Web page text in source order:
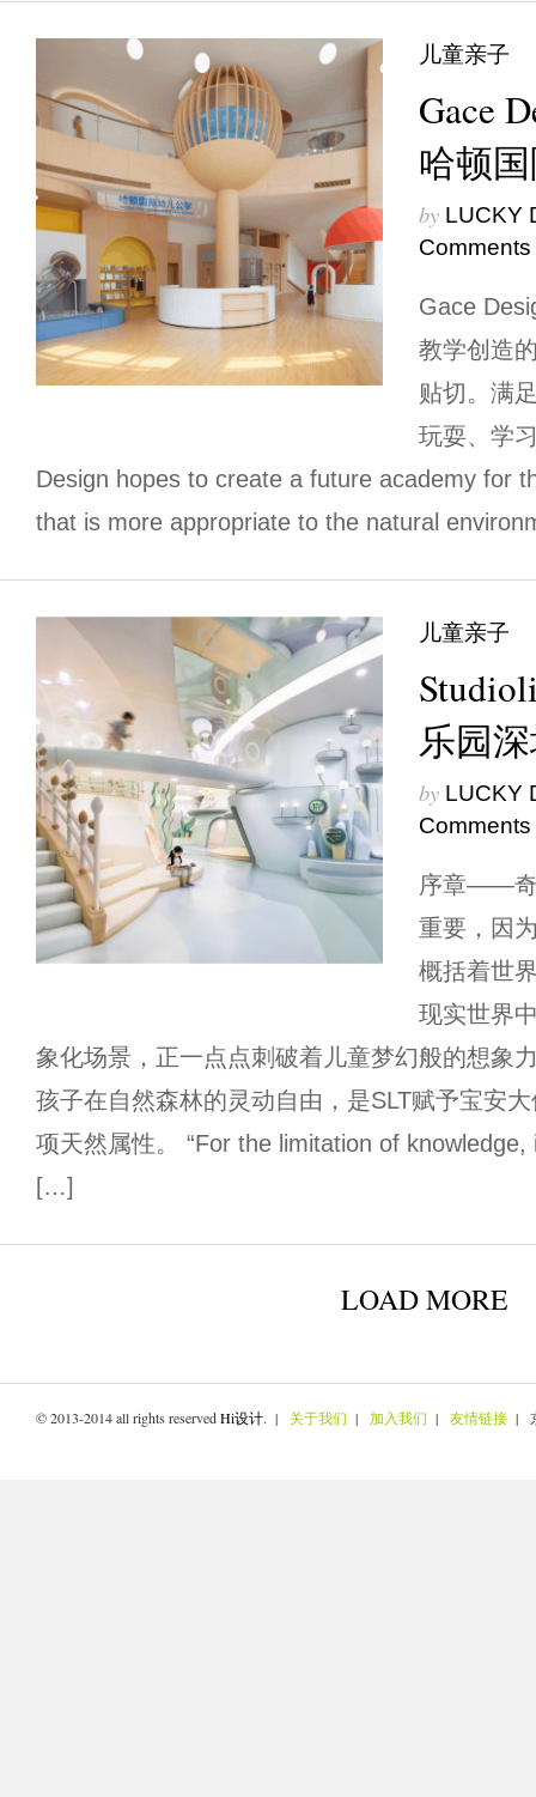
儿童亲子
Gace
哈顿
by LUCKY
Comments
Gace
教学创造
贴切。满
玩耍、学
Design hopes to create a future academy for
that is more appropriate to the natural
儿童亲子
乐园
by LUCKY
Comments
序章——奇
重要，因
概括着世
现实世界
象化场景，正一点点刺破着儿童梦幻般的想象
孩子在自然森林的灵动自由，是SLT赋予宝安
项天然属性。 “For the limitation of
[…]
LOAD MORE
© 2013-2014 all rights reservedHi设计. | 关于我们 | 加入我们 | 友情链接 |